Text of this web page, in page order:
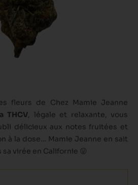
fleurs de Chez Mamie Jeanne
THCV, légale et relaxante, vous
délicieux aux notes fruitées et
à la dose… Mamie Jeanne en sait
virée en Californie 😜